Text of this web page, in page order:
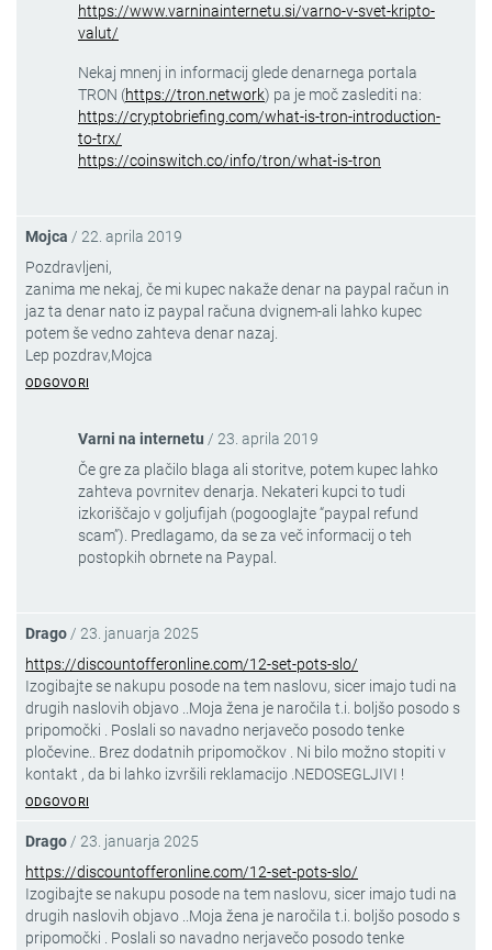
https://www.varninainternetu.si/varno-v-svet-kripto-
valut/
Nekaj mnenj in informacij glede denarnega portala
TRON (https://tron.network) pa je moč zaslediti na:
https://cryptobriefing.com/what-is-tron-introduction-
to-trx/
https://coinswitch.co/info/tron/what-is-tron
Mojca / 22. aprila 2019
Pozdravljeni,
zanima me nekaj, če mi kupec nakaže denar na paypal račun in
jaz ta denar nato iz paypal računa dvignem-ali lahko kupec
potem še vedno zahteva denar nazaj.
Lep pozdrav,Mojca
ODGOVORI
Varni na internetu / 23. aprila 2019
Če gre za plačilo blaga ali storitve, potem kupec lahko
zahteva povrnitev denarja. Nekateri kupci to tudi
izkoriščajo v goljufijah (pogooglajte “paypal refund
scam”). Predlagamo, da se za več informacij o teh
postopkih obrnete na Paypal.
Drago/ 23. januarja 2025
https://discountofferonline.com/12-set-pots-slo/
Izogibajte se nakupu posode na tem naslovu, sicer imajo tudi na
drugih naslovih objavo ..Moja žena je naročila t.i. boljšo posodo s
pripomočki . Poslali so navadno nerjavečo posodo tenke
pločevine.. Brez dodatnih pripomočkov . Ni bilo možno stopiti v
kontakt , da bi lahko izvršili reklamacijo .NEDOSEGLJIVI !
ODGOVORI
Drago/ 23. januarja 2025
https://discountofferonline.com/12-set-pots-slo/
Izogibajte se nakupu posode na tem naslovu, sicer imajo tudi na
drugih naslovih objavo ..Moja žena je naročila t.i. boljšo posodo s
pripomočki . Poslali so navadno nerjavečo posodo tenke